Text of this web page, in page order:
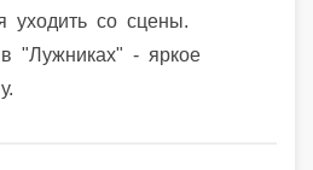
уходить со сцены.
в "Лужниках" - яркое